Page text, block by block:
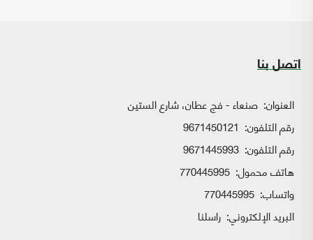
اتصل بنا
العنوان: صنعاء - فج عطان، شارع الستين
رقم التلفون: 9671450121
رقم التلفون: 9671445993
هاتف محمول: 770445995
واتساب:
البريد الإلكتروني: راسلنا